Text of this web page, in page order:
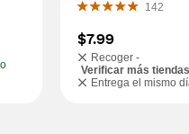
142
$7.99
Recoger -
Verificar más tiendas
Entrega el mismo